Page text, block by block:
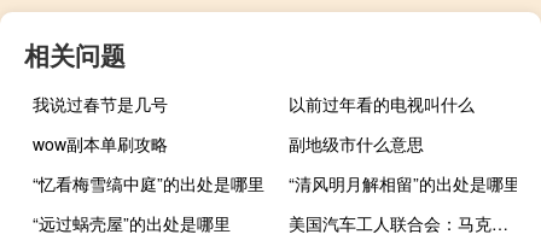
相关问题
我说过春节是几号
以前过年看的电视叫什么
wow副本单刷攻略
副地级市什么意思
“忆看梅雪缟中庭”的出处是哪里
“清风明月解相留”的出处是哪里
“远过蜗壳屋”的出处是哪里
美国汽车工人联合会：马克卡车的工会成员开始罢工